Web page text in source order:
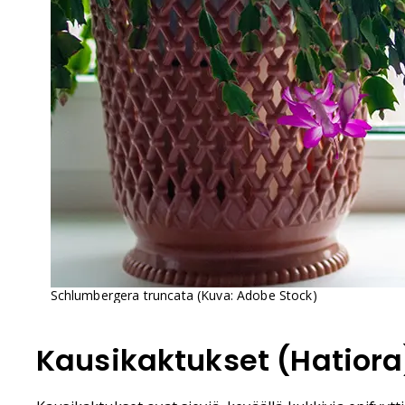
Schlumbergera truncata (Kuva: Adobe Stock)
Kausikaktukset